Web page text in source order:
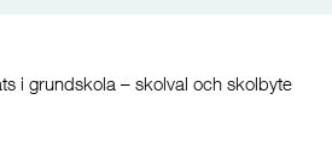
i grundskola – skolval och skolbyte